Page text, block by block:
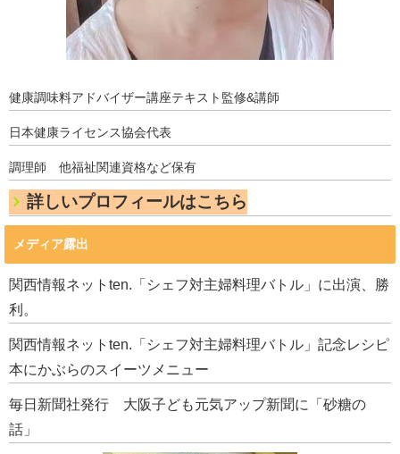
健康調味料アドバイザー講座テキスト監修&講師
日本健康ライセンス協会代表
調理師 他福祉関連資格など保有
詳しいプロフィールはこちら
メディア露出
関西情報ネットten.「シェフ対主婦料理バトル」に出演、勝
利。
関西情報ネットten.「シェフ対主婦料理バトル」記念レシピ
本にかぶらのスイーツメニュー
毎日新聞社発行 大阪子ども元気アップ新聞に「砂糖の
話」